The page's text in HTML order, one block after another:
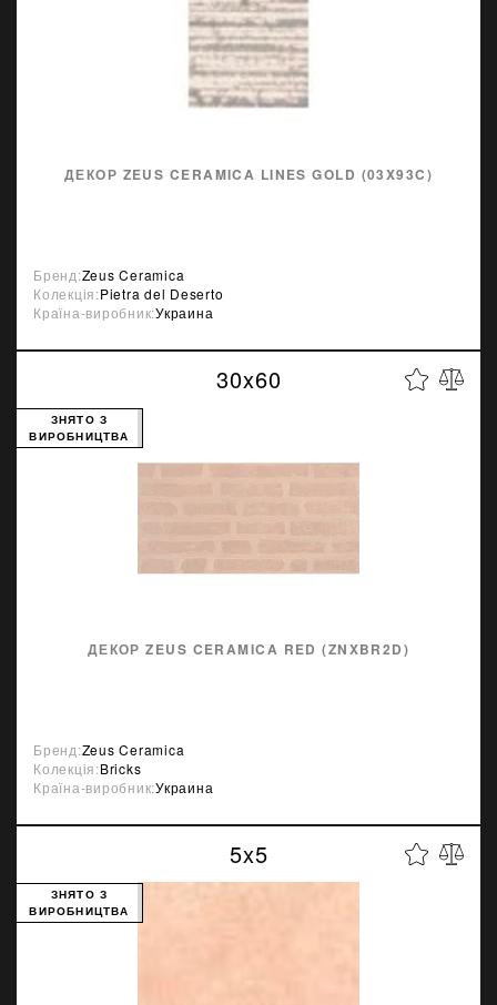
ДЕКОР ZEUS CERAMICA LINES GOLD (03X93C)
Бренд:Zeus Ceramica
Колекція:Pietra del Deserto
Країна-виробник:Украина
30x60
ДЕКОР ZEUS CERAMICA RED (ZNXBR2D)
ЗНЯТО З
ВИРОБНИЦТВА
Бренд:Zeus Ceramica
Колекція:Bricks
Країна-виробник:Украина
5x5
ЗНЯТО З
ВИРОБНИЦТВА